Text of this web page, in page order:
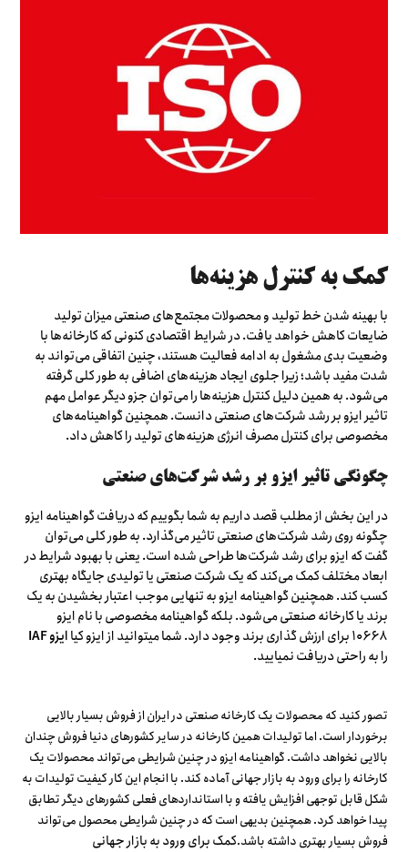
کمک به کنترل هزینه‌ها
با بهینه شدن خط تولید و محصولات مجتمع‌های صنعتی میزان تولید
ضایعات کاهش خواهد یافت. در شرایط اقتصادی کنونی که کارخانه‌ها با
وضعیت بدی مشغول به ادامه فعالیت هستند، چنین اتفاقی می‌تواند به
شدت مفید باشد؛ زیرا جلوی ایجاد هزینه‌های اضافی به طور کلی گرفته
می‌شود. به همین دلیل کنترل هزینه‌ها را می‌توان جزو دیگر عوامل مهم
تاثیر ایزو بر رشد شرکت‌های صنعتی دانست. همچنین گواهینامه‌های
مخصوصی برای کنترل مصرف انرژی هزینه‌های تولید را کاهش داد.
چگونگی تاثیر ایزو بر رشد شرکت‌های صنعتی
در این بخش از مطلب قصد داریم به شما بگوییم که دریافت گواهینامه ایزو
چگونه روی رشد شرکت‌های صنعتی تاثیر می‌گذارد. به طور کلی می‌توان
گفت که ایزو برای رشد شرکت‌ها طراحی شده است. یعنی با بهبود شرایط در
ابعاد مختلف کمک می‌کند که یک شرکت صنعتی یا تولیدی جایگاه بهتری
کسب کند. همچنین گواهینامه ایزو به تنهایی موجب اعتبار بخشیدن به یک
برند یا کارخانه صنعتی می‌شود. بلکه گواهینامه مخصوصی با نام ایزو
۱۰۶۶۸ برای ارزش گذاری برند وجود دارد. شما میتوانید از ایزو کیا
ایزو IAF
را به راحتی دریافت نمیایید.
تصور کنید که محصولات یک کارخانه صنعتی در ایران از فروش بسیار بالایی
برخوردار است. اما تولیدات همین کارخانه در سایر کشورهای دنیا فروش چندان
بالایی نخواهد داشت. گواهینامه ایزو در چنین شرایطی می‌تواند محصولات یک
کارخانه را برای ورود به بازار جهانی آماده کند. با انجام این کار کیفیت تولیدات به
شکل قابل توجهی افزایش یافته و با استانداردهای فعلی کشورهای دیگر تطابق
پیدا خواهد کرد. همچنین بدیهی است که در چنین شرایطی محصول می‌تواند
فروش بسیار بهتری داشته باشد.کمک برای ورود به بازار جهانی